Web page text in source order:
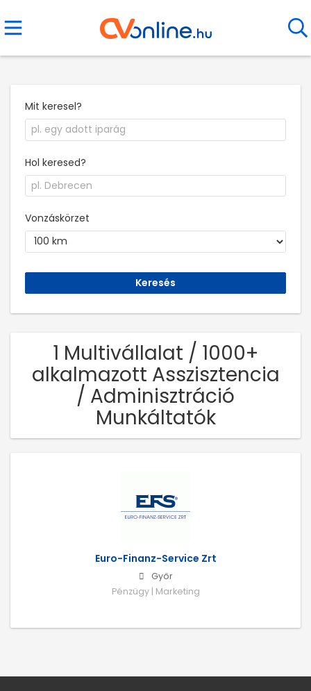
Mit keresel?
Hol keresed?
Vonzáskörzet
1 Multivállalat / 1000+
alkalmazott Asszisztencia
/ Adminisztráció
Munkáltatók
Euro-Finanz-Service Zrt
Győr
Pénzügy | Marketing